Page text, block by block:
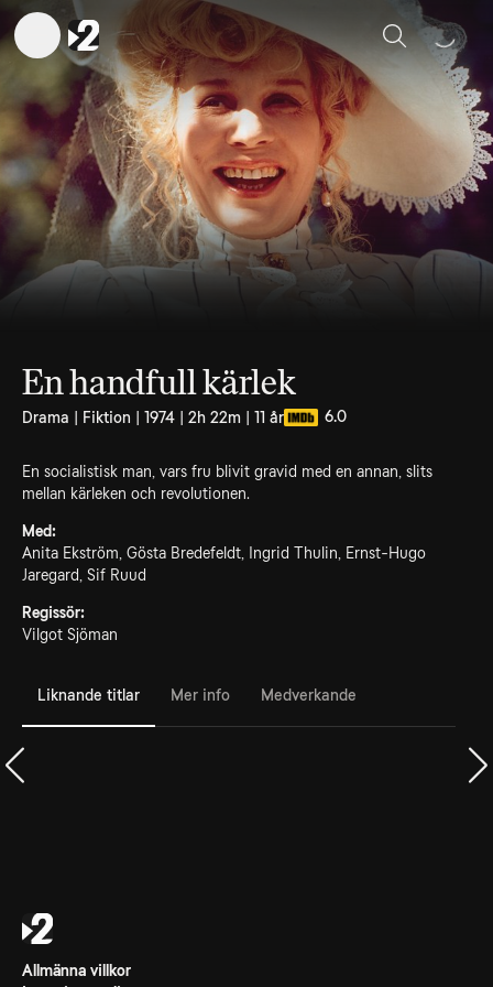
Sök
En handfull kärlek
Drama | Fiktion | 1974 | 2h 22m | 11 år 6.0
En socialistisk man, vars fru blivit gravid med en annan, slits
mellan kärleken och revolutionen.
Med:
Anita Ekström, Gösta Bredefeldt, Ingrid Thulin, Ernst-Hugo
Jaregard, Sif Ruud
Regissör:
Vilgot Sjöman
Liknande titlar Mer info Medverkande
Allmänna villkor